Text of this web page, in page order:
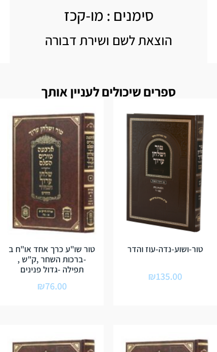
סימנים : מו-קכז
הוצאת לשם ושירת דבורה
ספרים שיכולים לעניין אותך
טור-ושוע-נדה-עוז והדר
₪135.00
טור שו"ע כרך אחד או"ח ב
-ברכות השחר ,ק"ש ,
תפילה -גדול פנינים
₪76.00